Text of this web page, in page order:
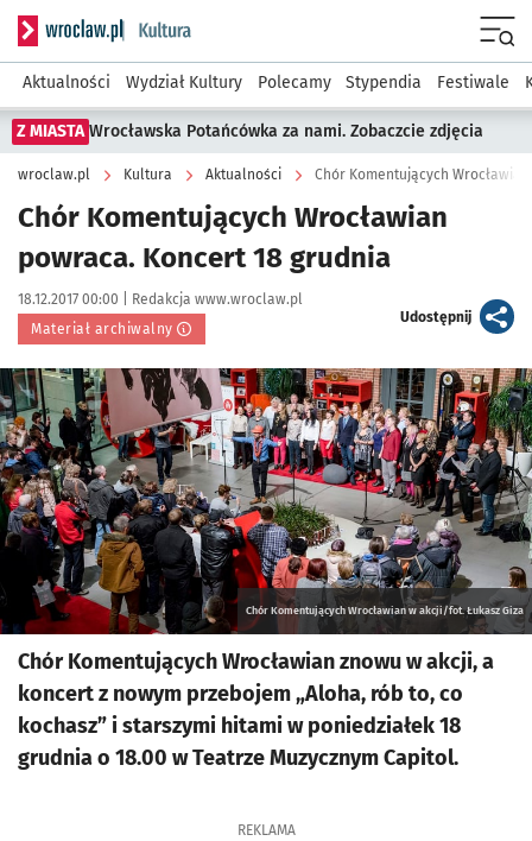
Serwis informacyjny wroclaw.pl podserwis: Kultura
Aktualności Wydział Kultury Polecamy Stypendia Festiwale
Z MIASTA Wrocławska Potańcówka za nami. Zobaczcie zdjęcia
wroclaw.pl Kultura Aktualności Chór Komentujących
Chór Komentujących Wrocławian
powraca. Koncert 18 grudnia
Data publikacji:
18.12.2017 00:00 | Autor:
Redakcja www.wroclaw.pl
Materiał archiwalny
Udostępnijartykuł
Kliknij, aby powiększyć
Chór Komentujących Wrocławian w akcji/fot. Łukasz Giza
Chór Komentujących Wrocławian znowu w akcji, a
koncert z nowym przebojem „Aloha, rób to, co
kochasz” i starszymi hitami w poniedziałek 18
grudnia o 18.00 w Teatrze Muzycznym Capitol.
REKLAMA